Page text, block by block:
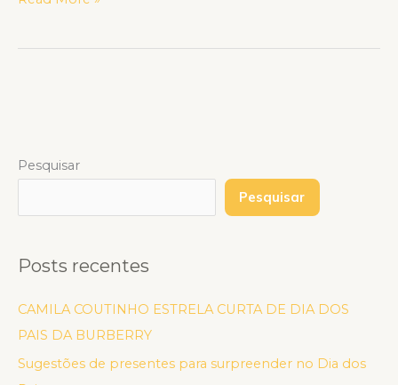
Pesquisar
Pesquisar
Posts recentes
CAMILA COUTINHO ESTRELA CURTA DE DIA DOS
PAIS DA BURBERRY
Sugestões de presentes para surpreender no Dia dos